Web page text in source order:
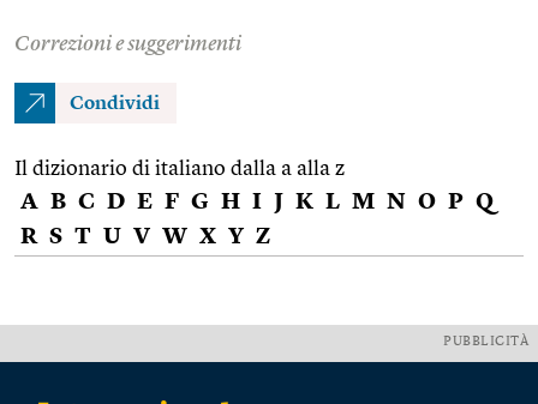
Correzioni e suggerimenti
Condividi
Il dizionario di italiano dalla a alla z
A B C D E F G H I J K L M N O P Q
R S T U V W X Y Z
PUBBLICITÀ